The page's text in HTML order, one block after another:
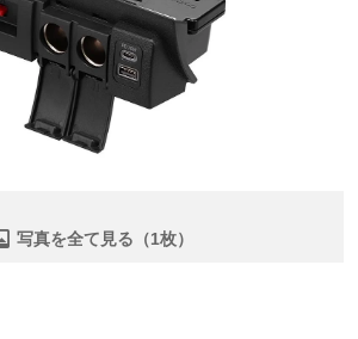
写真を全て見る（1枚）